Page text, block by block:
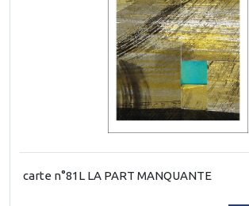
carte n°81L LA PART MANQUANTE